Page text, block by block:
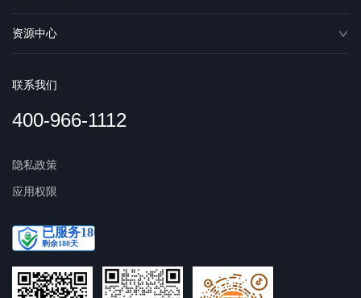
资源中心
联系我们
400-966-1112
隐私政策
应用权限